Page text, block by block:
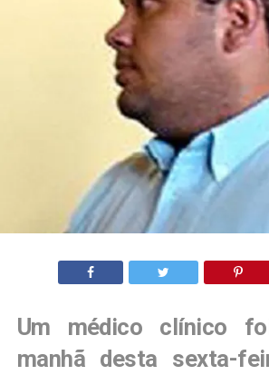
Um médico clínico
manhã desta sexta-